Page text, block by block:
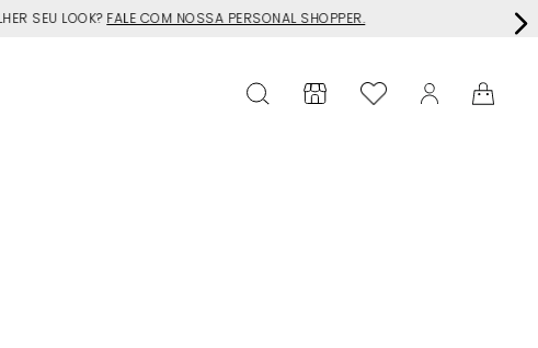
SEU LOOK? FALE COM NOSSA PERSONAL SHOPPER.